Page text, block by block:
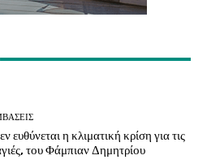
ευθύνεται η κλιματική κρίση για τις
του Φάμπιαν Δημητρίου